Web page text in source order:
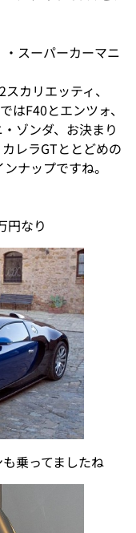
スーパーカーマニ
カリエッティ、
はF40とエンツォ、
ゾンダ、お決まり
レラGTととどめの
ナップですね。
円なり
乗ってましたね